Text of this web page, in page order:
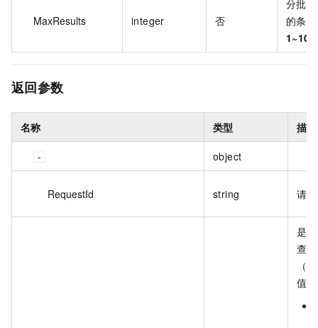
MaxResults integer 否
分批
的条
1~100
返回参数
名称 类型 描述
object
RequestId string 请
是
查
（
值：